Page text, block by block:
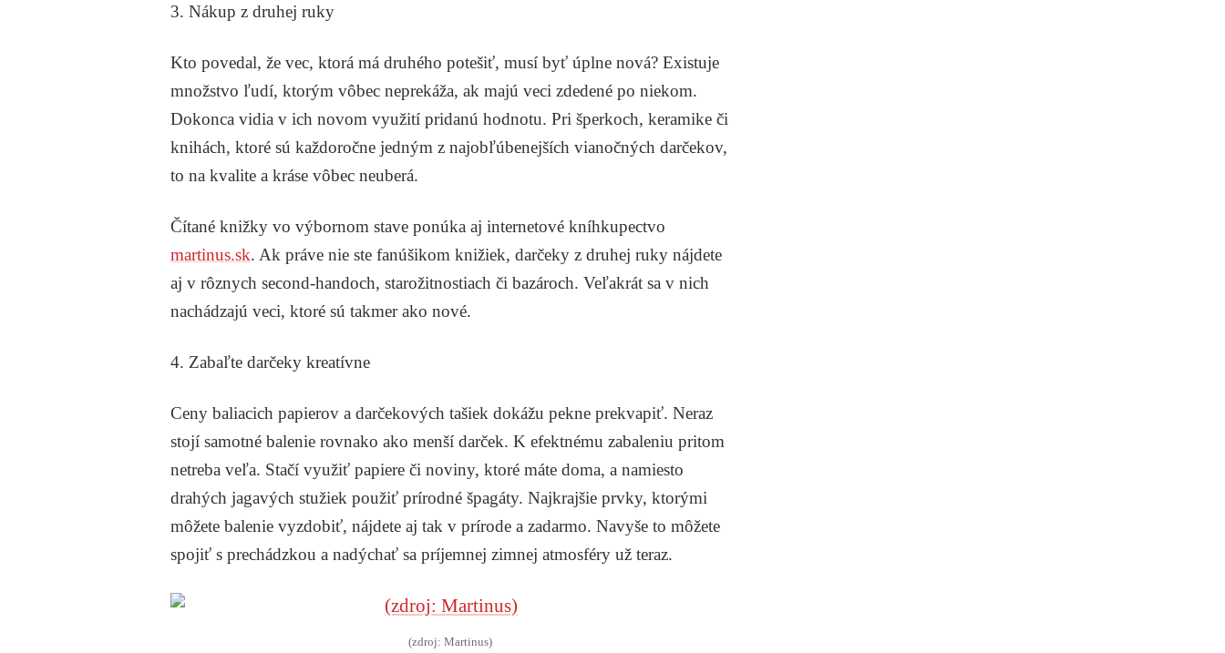
3. Nákup z druhej ruky
Kto povedal, že vec, ktorá má druhého potešiť, musí byť úplne nová? Existuje
množstvo ľudí, ktorým vôbec neprekáža, ak majú veci zdedené po niekom.
Dokonca vidia v ich novom využití pridanú hodnotu. Pri šperkoch, keramike či
knihách, ktoré sú každoročne jedným z najobľúbenejších vianočných darčekov,
to na kvalite a kráse vôbec neuberá.
Čítané knižky vo výbornom stave ponúka aj internetové kníhkupectvo
martinus.sk. Ak práve nie ste fanúšikom knižiek, darčeky z druhej ruky nájdete
aj v rôznych second-handoch, starožitnostiach či bazároch. Veľakrát sa v nich
nachádzajú veci, ktoré sú takmer ako nové.
4. Zabaľte darčeky kreatívne
Ceny baliacich papierov a darčekových tašiek dokážu pekne prekvapiť. Neraz
stojí samotné balenie rovnako ako menší darček. K efektnému zabaleniu pritom
netreba veľa. Stačí využiť papiere či noviny, ktoré máte doma, a namiesto
drahých jagavých stužiek použiť prírodné špagáty. Najkrajšie prvky, ktorými
môžete balenie vyzdobiť, nájdete aj tak v prírode a zadarmo. Navyše to môžete
spojiť s prechádzkou a nadýchať sa príjemnej zimnej atmosféry už teraz.
(zdroj: Martinus)